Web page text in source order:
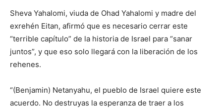
Sheva Yahalomi, viuda de Ohad Yahalomi y madre del
exrehén Eitan, afirmó que es necesario cerrar este
“terrible capítulo” de la historia de Israel para “sanar
juntos”, y que eso solo llegará con la liberación de los
rehenes.
“(Benjamin) Netanyahu, el pueblo de Israel quiere este
acuerdo. No destruyas la esperanza de traer a los